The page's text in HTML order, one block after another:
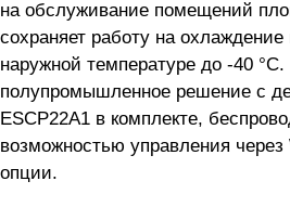
на обслуживание помещений
сохраняет работу на охлаждение
наружной температуре до -40
полупромышленное решение с
ESCP22A1 в комплекте,
возможностью управления через
опции.